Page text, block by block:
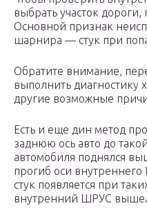
выбрать участок
Основной признак
шарнира — стук при
Обратите внимание,
выполнить диагностику
другие возможные
Есть и еще дин метод
заднюю ось авто до
автомобиля поднялся
прогиб оси
стук появляется при
внутренний ШРУС